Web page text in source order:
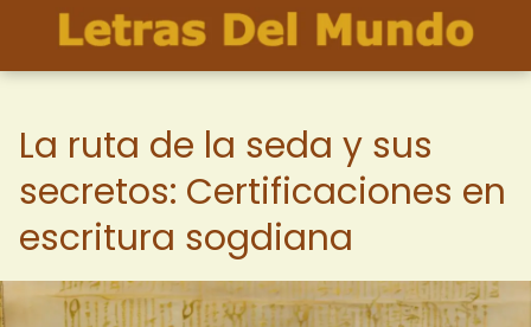
La ruta de la seda y sus
secretos: Certificaciones en
escritura sogdiana